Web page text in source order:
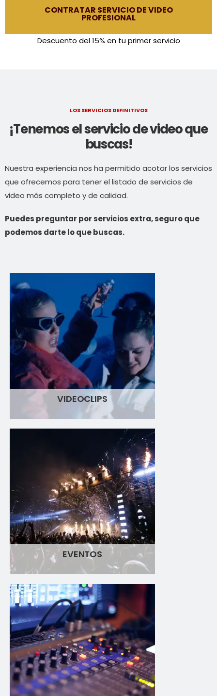
CONTRATAR SERVICIO DE VIDEO
PROFESIONAL
Descuento del 15% en tu primer servicio
LOS SERVICIOS DEFINITIVOS
¡Tenemos el servicio de video que
buscas!
Nuestra experiencia nos ha permitido acotar los servicios
que ofrecemos para tener el listado de servicios de
video más completo y de calidad.
Puedes preguntar por servicios extra, seguro que
podemos darte lo que buscas.
VIDEOCLIPS
EVENTOS